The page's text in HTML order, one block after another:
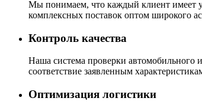
Мы понимаем, что каждый клиент имеет
комплексных поставок оптом широкого
Контроль качества
Наша система проверки автомобильного
соответствие заявленным
Оптимизация логистики